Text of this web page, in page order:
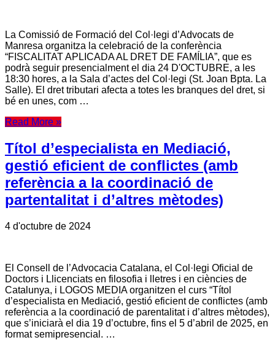
La Comissió de Formació del Col·legi d’Advocats de
Manresa organitza la celebració de la conferència
“FISCALITAT APLICADA AL DRET DE FAMÍLIA”, que es
podrà seguir presencialment el dia 24 D'OCTUBRE, a les
18:30 hores, a la Sala d’actes del Col·legi (St. Joan Bpta. La
Salle). El dret tributari afecta a totes les branques del dret, si
bé en unes, com …
Read More »
Títol d’especialista en Mediació,
gestió eficient de conflictes (amb
referència a la coordinació de
partentalitat i d’altres mètodes)
4 d'octubre de 2024
El Consell de l’Advocacia Catalana, el Col·legi Oficial de
Doctors i Llicenciats en filosofia i lletres i en ciències de
Catalunya, i LOGOS MEDIA organitzen el curs “Títol
d’especialista en Mediació, gestió eficient de conflictes (amb
referència a la coordinació de parentalitat i d’altres mètodes),
que s’iniciarà el dia 19 d’octubre, fins el 5 d’abril de 2025, en
format semipresencial. …